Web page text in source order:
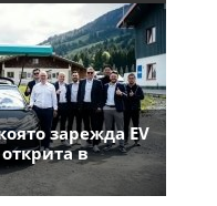
зарежда EV
в